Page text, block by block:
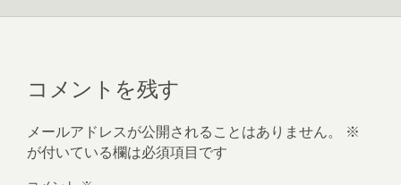
コメントを残す
メールアドレスが公開されることはありません。
※
が付いている欄は必須項目です